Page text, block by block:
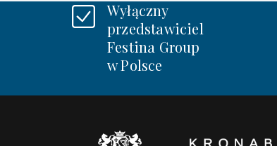
Wyłączny
przedstawiciel
Festina Group
w Polsce